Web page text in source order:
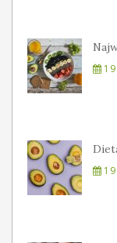
19
19